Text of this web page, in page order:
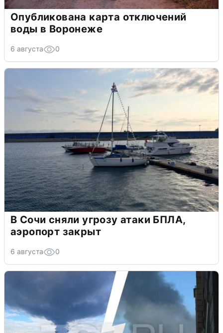
Опубликована карта отключений
воды в Воронеже
6 августа 0
В Сочи сняли угрозу атаки БПЛА,
аэропорт закрыт
6 августа 0